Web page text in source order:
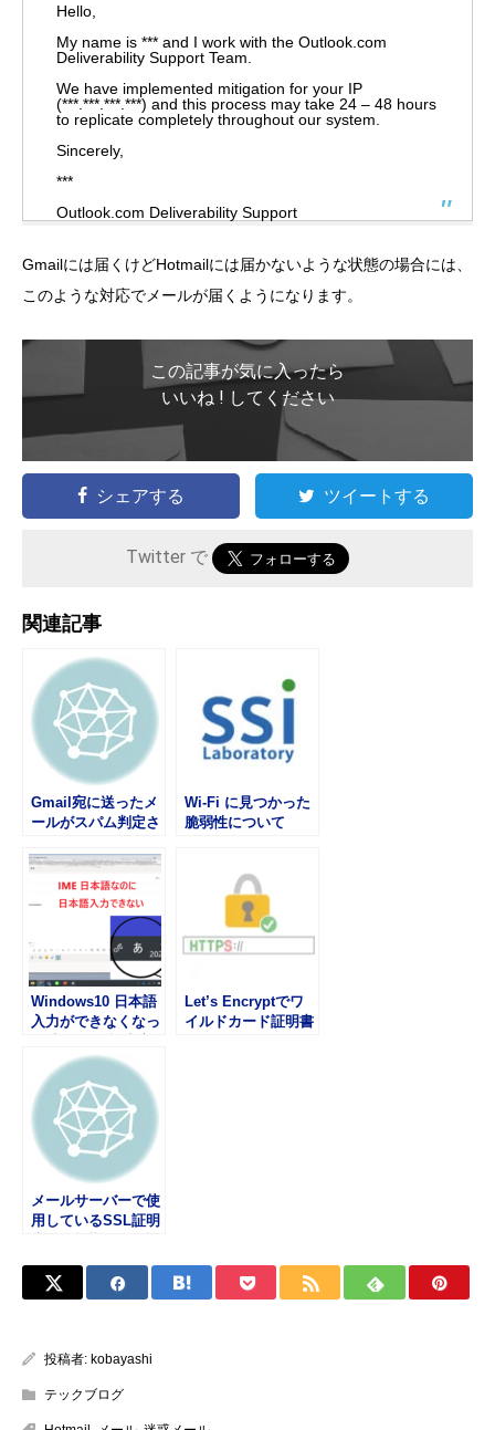
Hello,
My name is *** and I work with the Outlook.com
Deliverability Support Team.
We have implemented mitigation for your IP
(***.***.***.***) and this process may take 24 – 48 hours
to replicate completely throughout our system.
Sincerely,
***
Outlook.com Deliverability Support
Gmailには届くけどHotmailには届かないような状態の場合には、
このような対応でメールが届くようになります。
この記事が気に入ったら
いいね ! してください
シェアする ツイートする
Twitter で
関連記事
Gmail宛に送ったメ
ールがスパム判定さ
Wi-Fi に見つかった
脆弱性について
Windows10 日本語
入力ができなくなっ
Let’s Encryptでワ
イルドカード証明書
メールサーバーで使
用しているSSL証明
投稿者: kobayashi
テックブログ